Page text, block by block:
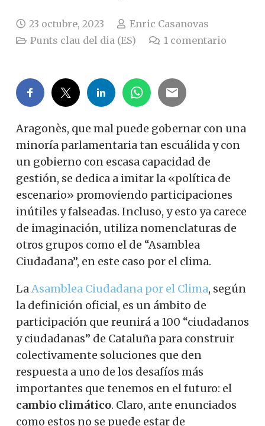
23 octubre, 2023
Enric Casanovas
Punts clau del dia (ES)
1 comentario
Aragonès, que mal puede gobernar con una
minoría parlamentaria tan escuálida y con
un gobierno con escasa capacidad de
gestión, se dedica a imitar la «política de
escenario» promoviendo participaciones
inútiles y falseadas. Incluso, y esto ya carece
de imaginación, utiliza nomenclaturas de
otros grupos como el de “Asamblea
Ciudadana”, en este caso por el clima.
LaAsamblea Ciudadana por el Clima, según
la definición oficial, es un ámbito de
participación que reunirá a 100 “ciudadanos
y ciudadanas” de Cataluña para construir
colectivamente soluciones que den
respuesta a uno de los desafíos más
importantes que tenemos en el futuro: el
cambio climático. Claro, ante enunciados
como estos no se puede estar de